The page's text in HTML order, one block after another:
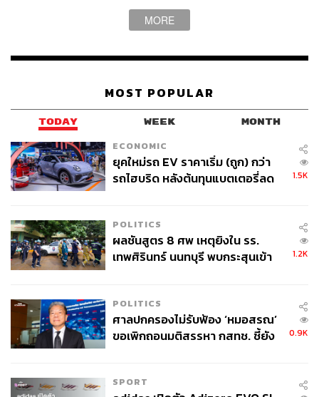
MORE
MOST POPULAR
TODAY WEEK MONTH
ECONOMIC
ยุคใหม่รถ EV ราคาเริ่ม (ถูก) กว่า
รถไฮบริด หลังต้นทุนแบตเตอรี่ลด
1.5K
POLITICS
ผลชันสูตร 8 ศพ เหตุยิงใน รร.
เทพศิรินทร์ นนทบุรี พบกระสุนเข้า
1.2K
POLITICS
ศาลปกครองไม่รับฟ้อง ‘หมอสรณ’
ขอเพิกถอนมติสรรหา กสทช. ชี้ยัง
0.9K
SPORT